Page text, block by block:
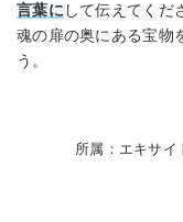
言葉にして伝えてくだ
魂の扉の奥にある宝物
う。
所属：エキサ